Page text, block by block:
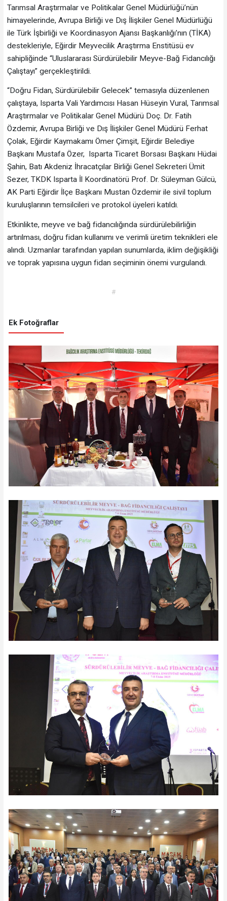
Tarımsal Araştırmalar ve Politikalar Genel Müdürlüğü’nün
himayelerinde, Avrupa Birliği ve Dış İlişkiler Genel Müdürlüğü
ile Türk İşbirliği ve Koordinasyon Ajansı Başkanlığı’nın (TİKA)
destekleriyle, Eğirdir Meyvecilik Araştırma Enstitüsü ev
sahipliğinde “Uluslararası Sürdürülebilir Meyve-Bağ Fidancılığı
Çalıştayı” gerçekleştirildi.
“Doğru Fidan, Sürdürülebilir Gelecek” temasıyla düzenlenen
çalıştaya, Isparta Vali Yardımcısı Hasan Hüseyin Vural, Tarımsal
Araştırmalar ve Politikalar Genel Müdürü Doç. Dr. Fatih
Özdemir, Avrupa Birliği ve Dış İlişkiler Genel Müdürü Ferhat
Çolak, Eğirdir Kaymakamı Ömer Çimşit, Eğirdir Belediye
Başkanı Mustafa Özer, Isparta Ticaret Borsası Başkanı Hüdai
Şahin, Batı Akdeniz İhracatçılar Birliği Genel Sekreteri Ümit
Sezer, TKDK Isparta İl Koordinatörü Prof. Dr. Süleyman Gülcü,
AK Parti Eğirdir İlçe Başkanı Mustan Özdemir ile sivil toplum
kuruluşlarının temsilcileri ve protokol üyeleri katıldı.
Etkinlikte, meyve ve bağ fidancılığında sürdürülebilirliğin
artırılması, doğru fidan kullanımı ve verimli üretim teknikleri ele
alındı. Uzmanlar tarafından yapılan sunumlarda, iklim değişikliği
ve toprak yapısına uygun fidan seçiminin önemi vurgulandı.
#
Ek Fotoğraflar